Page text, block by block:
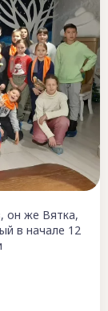
он же Вятка,
в начале 12